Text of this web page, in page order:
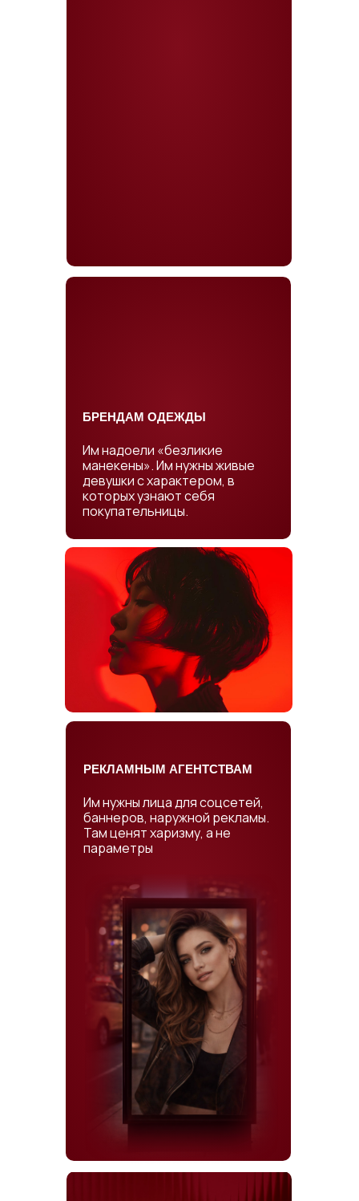
Им надоели «безликие
манекены». Им нужны живые
девушки с характером, в
которых узнают себя
покупательницы.
Им нужны лица для соцсетей,
баннеров, наружной рекламы.
Там ценят харизму, а не
параметры
БРЕНДАМ ОДЕЖДЫ
РЕКЛАМНЫМ АГЕНТСТВАМ